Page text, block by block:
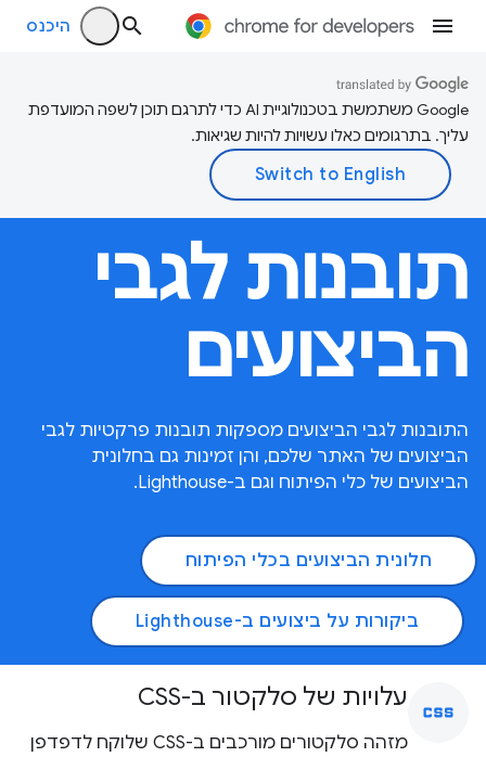
היכנס
‫Google משתמשת בטכנולוגיית AI כדי לתרגם תוכן לשפה המועדפת
עליך. בתרגומים כאלו עשויות להיות שגיאות.
תובנות לגבי
הביצועים
התובנות לגבי הביצועים מספקות תובנות פרקטיות לגבי
הביצועים של האתר שלכם, והן זמינות גם בחלונית
הביצועים של כלי הפיתוח וגם ב-Lighthouse.
חלונית הביצועים בכלי הפיתוח
ביקורות על ביצועים ב-Lighthouse
css עלויות של סלקטור ב-CSS
מזהה סלקטורים מורכבים ב-CSS שלוקח לדפדפן